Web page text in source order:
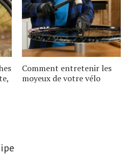
Comment entretenir les
moyeux de votre vélo